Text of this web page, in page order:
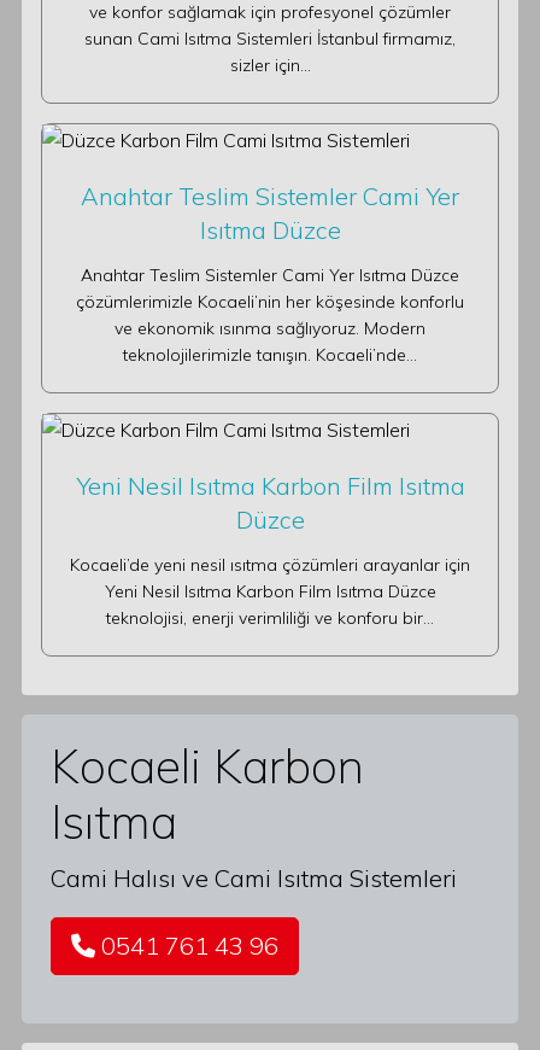
ve konfor sağlamak için profesyonel çözümler
sunan Cami Isıtma Sistemleri İstanbul firmamız,
sizler için…
Anahtar Teslim Sistemler Cami Yer
Isıtma Düzce
Anahtar Teslim Sistemler Cami Yer Isıtma Düzce
çözümlerimizle Kocaeli’nin her köşesinde konforlu
ve ekonomik ısınma sağlıyoruz. Modern
teknolojilerimizle tanışın. Kocaeli’nde…
Yeni Nesil Isıtma Karbon Film Isıtma
Düzce
Kocaeli’de yeni nesil ısıtma çözümleri arayanlar için
Yeni Nesil Isıtma Karbon Film Isıtma Düzce
teknolojisi, enerji verimliliği ve konforu bir…
Kocaeli Karbon
Isıtma
Cami Halısı ve Cami Isıtma Sistemleri
0541 761 43 96